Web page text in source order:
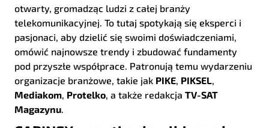
otwarty, gromadząc ludzi z całej branży
telekomunikacyjnej. To tutaj spotykają się eksperci i
pasjonaci, aby dzielić się swoimi doświadczeniami,
omówić najnowsze trendy i zbudować fundamenty
pod przyszłe współprace. Patronują temu wydarzeniu
organizacje branżowe, takie jak PIKE PIKSEL
Mediakom Protelko , a także redakcja TV-SAT
Magazynu